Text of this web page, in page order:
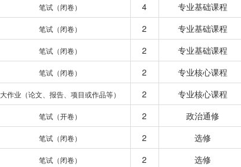
笔试（闭卷） 4
专业基础课程
笔试（闭卷） 2
专业基础课程
笔试（闭卷） 2
专业基础课程
笔试（闭卷） 2
专业核心课程
大作业（论文、报告、项目或作品等） 2
专业核心课程
笔试（开卷） 2
政治通修
笔试（闭卷） 2
选修
笔试（闭卷） 2
选修